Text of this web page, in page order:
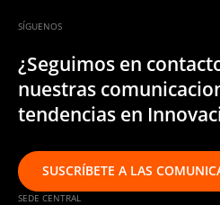
SÍGUENOS
¿Seguimos en
nuestras
tendencias en
SUSCRÍBETE A LAS
SEDE CENTRAL